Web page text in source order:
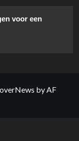
voor een
by AF